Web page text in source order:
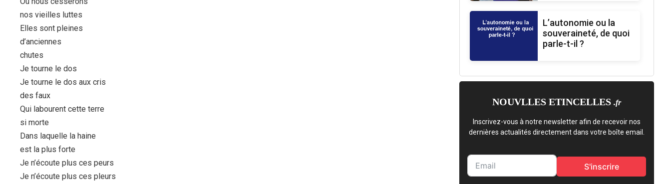
nos vieilles luttes
Elles sont pleines
d’anciennes
chutes
Je tourne le dos
Je tourne le dos aux cris
des faux
Qui labourent cette terre
si morte
Dans laquelle la haine
est la plus forte
Je n’écoute plus ces peurs
Je n’écoute plus ces pleurs
L’autonomie ou la
souveraineté, de quoi
parle-t-il ?
NOUVLLES ETINCELLES .fr
Inscrivez-vous à notre newsletter afin de recevoir nos
dernières actualités directement dans votre boîte email.
S'inscrire